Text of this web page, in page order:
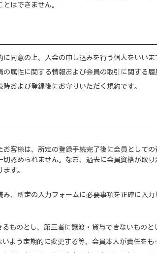
はできません。
同意の上、入会の申し込みを行う個人をいいま
属性に関する情報および会員の取引に関する履
および登録後にお守りいただく規約です。
客様は、所定の登録手続完了後に会員として
認められません。なお、過去に会員資格が取
す。
、所定の入力フォームに必要事項を正確に入力
ものとし、第三者に譲渡・貸与できないものと
よう定期的に変更する等、会員本人が責任をも